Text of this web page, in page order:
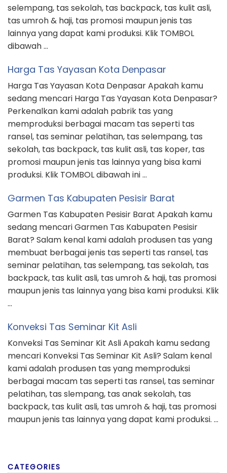
selempang, tas sekolah, tas backpack, tas kulit asli,
tas umroh & haji, tas promosi maupun jenis tas
lainnya yang dapat kami produksi. Klik TOMBOL
dibawah …
Harga Tas Yayasan Kota Denpasar
Harga Tas Yayasan Kota Denpasar Apakah kamu
sedang mencari Harga Tas Yayasan Kota Denpasar?
Perkenalkan kami adalah pabrik tas yang
memproduksi berbagai macam tas seperti tas
ransel, tas seminar pelatihan, tas selempang, tas
sekolah, tas backpack, tas kulit asli, tas koper, tas
promosi maupun jenis tas lainnya yang bisa kami
produksi. Klik TOMBOL dibawah ini …
Garmen Tas Kabupaten Pesisir Barat
Garmen Tas Kabupaten Pesisir Barat Apakah kamu
sedang mencari Garmen Tas Kabupaten Pesisir
Barat? Salam kenal kami adalah produsen tas yang
membuat berbagai jenis tas seperti tas ransel, tas
seminar pelatihan, tas selempang, tas sekolah, tas
backpack, tas kulit asli, tas umroh & haji, tas promosi
maupun jenis tas lainnya yang bisa kami produksi. Klik
…
Konveksi Tas Seminar Kit Asli
Konveksi Tas Seminar Kit Asli Apakah kamu sedang
mencari Konveksi Tas Seminar Kit Asli? Salam kenal
kami adalah produsen tas yang memproduksi
berbagai macam tas seperti tas ransel, tas seminar
pelatihan, tas slempang, tas anak sekolah, tas
backpack, tas kulit asli, tas umroh & haji, tas promosi
maupun jenis tas lainnya yang dapat kami produksi. …
CATEGORIES